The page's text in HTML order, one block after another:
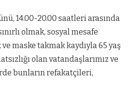
14.00-20.00 saatleri arasında
olmak, sosyal mesafe
maske takmak kaydıyla 65 yaş
olan vatandaşlarımız ve
bunların refakatçileri,